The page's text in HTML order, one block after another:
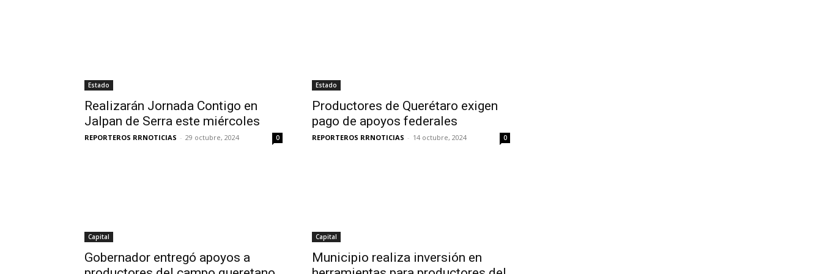
Estado
Realizarán Jornada Contigo en
Jalpan de Serra este miércoles
REPORTEROS RRNOTICIAS - 29 octubre, 2024 0
Estado
Productores de Querétaro exigen
pago de apoyos federales
REPORTEROS RRNOTICIAS - 14 octubre, 2024 0
Capital
Gobernador entregó apoyos a
Capital
Municipio realiza inversión en